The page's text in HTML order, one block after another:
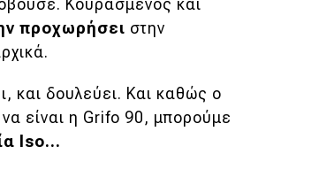
Κουρασμένος και
προχωρήσει στην
και δουλεύει. Και καθώς ο
είναι η Grifo 90, μπορούμε
Iso…